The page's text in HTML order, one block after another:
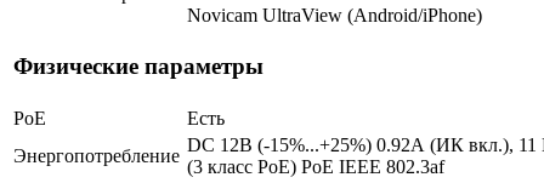
Novicam UltraView (Android/iPhone)
Физические параметры
PoE
Есть
Энергопотребление
DC 12В (-15%...+25%) 0.92А (ИК вкл.), 11
(3 класс PoE) PoE IEEE 802.3af